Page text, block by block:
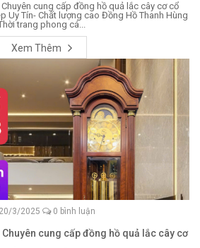
cung cấp đồng hồ quả lắc cây cơ cổ
Uy Tín- Chất lượng cao Đồng Hồ Thanh Hùng
trang phong cá...
Xem Thêm
3/2025 0 bình luận
cung cấp đồng hồ quả lắc cây cơ